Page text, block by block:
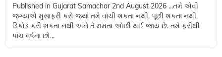
Published in Gujarat Samachar 2nd August 2026 ...તમે એવી
જગ્યાએ મુસાફરી કરો જ્યાં તમે વાંચી શકતા નથી, પૂછી શકતા નથી,
ડિકોડ કરી શકતા નથી અને તે ક્ષમતા ઓછી થઈ જાય છે. તમે ફરીથી
પાંચ વર્ષના છો...